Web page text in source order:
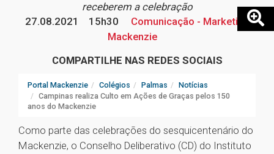
receberem a celebração
27.08.2021
15h30
Comunicação - Marketing
Mackenzie
COMPARTILHE NAS REDES SOCIAIS
Portal Mackenzie Colégios Palmas
Notícias
Campinas realiza Culto em Ações de Graças pelos 150
anos do Mackenzie
Como parte das celebrações do sesquicentenário do
Mackenzie, o Conselho Deliberativo (CD) do Instituto